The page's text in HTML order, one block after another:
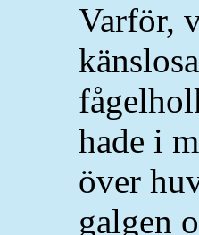
Varför,
hade i
över
galgen